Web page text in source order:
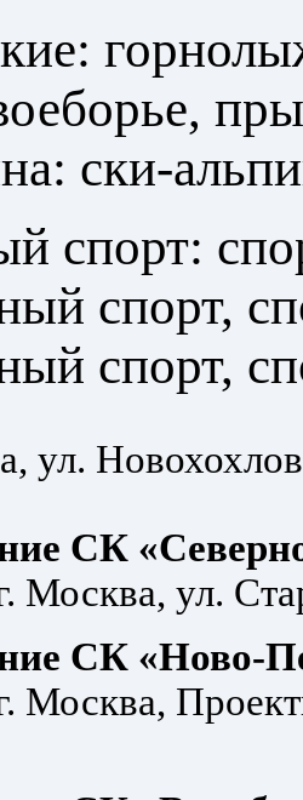
ски-
спорт:
спорт,
спорт,
ул.
СК
Москва, ул.
СК «Ново-
Москва,